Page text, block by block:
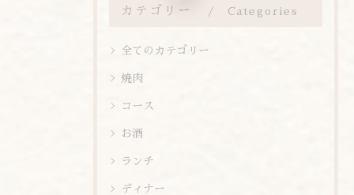
カテゴリー Categories
全てのカテゴリー
焼肉
コース
お酒
ランチ
ディナー